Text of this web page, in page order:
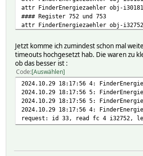
attr FinderEnergiezaehler obj-
#### Register 752 und 753
attr FinderEnergiezaehler obj-
attr FinderEnergiezaehler obj-i32752-
attr FinderEnergiezaehler obj-
attr FinderEnergiezaehler obj-
#### Register 754 und 755
attr FinderEnergiezaehler obj-
attr FinderEnergiezaehler obj-
attr FinderEnergiezaehler obj-
attr FinderEnergiezaehler obj-
attr FinderEnergiezaehler obj-
Jetzt komme ich zumindest schon mal
timeouts hochgesetzt hab. Die waren zu
ob das besser ist :
Code Auswählen
2024.10.29 18:17:56 4:
2024.10.29 18:17:56 5:
2024.10.29 18:17:56 5:
2024.10.29 18:17:56 4:
request: id 33, read fc 4 i32752,